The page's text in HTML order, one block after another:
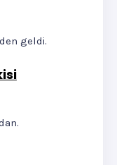
geldi.